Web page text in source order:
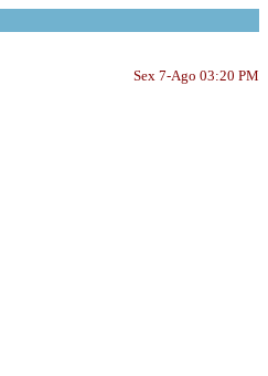
Sex 7-Ago 03:20 PM